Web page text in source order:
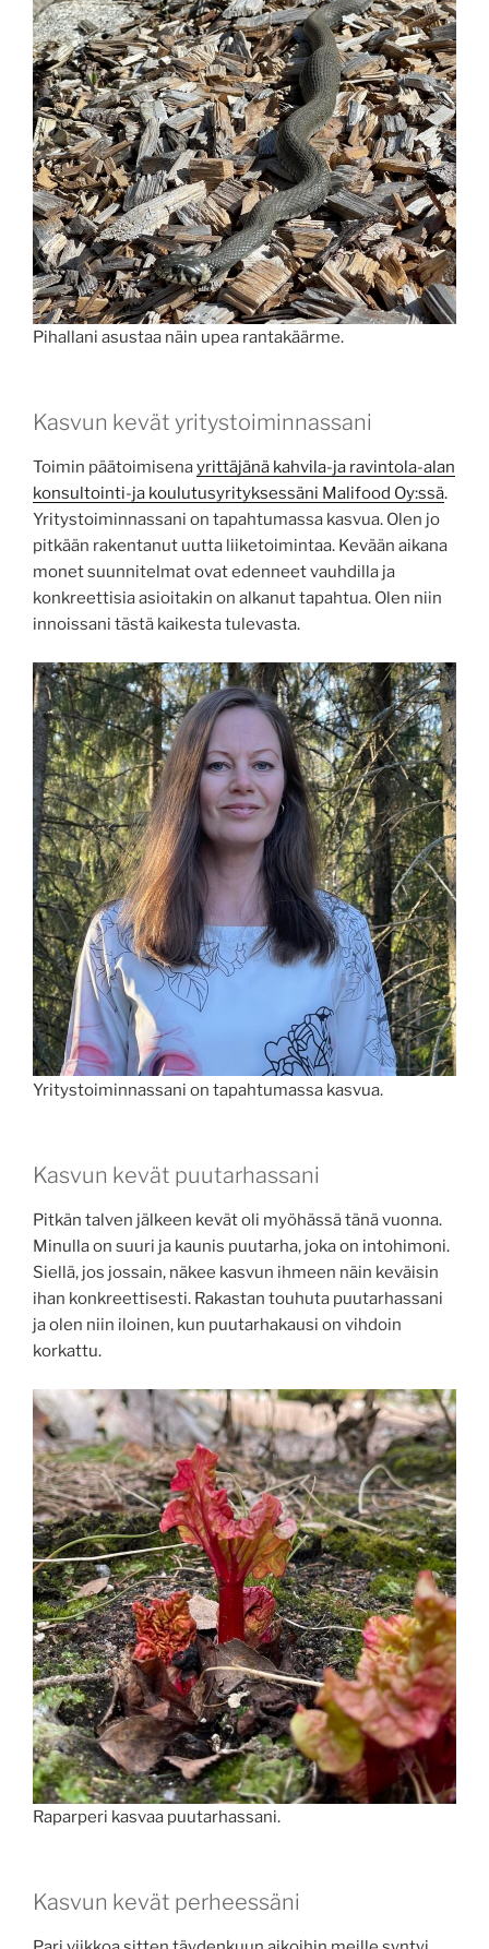
Pihallani asustaa näin upea rantakäärme.
Kasvun kevät yritystoiminnassani
Toimin päätoimisenayrittäjänä kahvila-ja ravintola-alan
konsultointi-ja koulutusyrityksessäni Malifood Oy:ssä.
Yritystoiminnassani on tapahtumassa kasvua. Olen jo
pitkään rakentanut uutta liiketoimintaa. Kevään aikana
monet suunnitelmat ovat edenneet vauhdilla ja
konkreettisia asioitakin on alkanut tapahtua. Olen niin
innoissani tästä kaikesta tulevasta.
Yritystoiminnassani on tapahtumassa kasvua.
Kasvun kevät puutarhassani
Pitkän talven jälkeen kevät oli myöhässä tänä vuonna.
Minulla on suuri ja kaunis puutarha, joka on intohimoni.
Siellä, jos jossain, näkee kasvun ihmeen näin keväisin
ihan konkreettisesti. Rakastan touhuta puutarhassani
ja olen niin iloinen, kun puutarhakausi on vihdoin
korkattu.
Raparperi kasvaa puutarhassani.
Kasvun kevät perheessäni